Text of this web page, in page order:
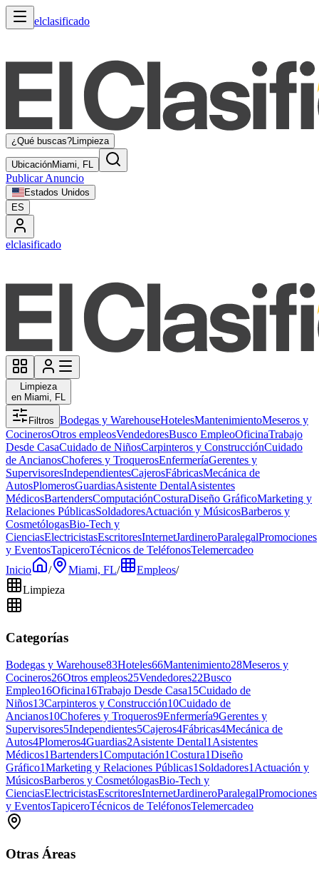
elclasificado
¿Qué buscas?Limpieza
UbicaciónMiami, FL
Publicar Anuncio
Estados Unidos
ES
elclasificado
Limpieza
en Miami, FL
Filtros Bodegas y WarehouseHotelesMantenimientoMeseros y
CocinerosOtros empleosVendedoresBusco EmpleoOficinaTrabajo
Desde CasaCuidado de NiñosCarpinteros y ConstrucciónCuidado
de AncianosChoferes y TroquerosEnfermeríaGerentes y
SupervisoresIndependientesCajerosFábricasMecánica de
AutosPlomerosGuardiasAsistente DentalAsistentes
MédicosBartendersComputaciónCosturaDiseño GráficoMarketing y
Relaciones PúblicasSoldadoresActuación y MúsicosBarberos y
CosmetólogasBio-Tech y
CienciasElectricistasEscritoresInternetJardineroParalegalPromociones
y EventosTapiceroTécnicos de TeléfonosTelemercadeo
Inicio
/ Miami, FL/ Empleos/
Limpieza
Categorías
Bodegas y Warehouse83Hoteles66Mantenimiento28Meseros y
Cocineros26Otros empleos25Vendedores22Busco
Empleo16Oficina16Trabajo Desde Casa15Cuidado de
Niños13Carpinteros y Construcción10Cuidado de
Ancianos10Choferes y Troqueros9Enfermería9Gerentes y
Supervisores5Independientes5Cajeros4Fábricas4Mecánica de
Autos4Plomeros4Guardias2Asistente Dental1Asistentes
Médicos1Bartenders1Computación1Costura1Diseño
Gráfico1Marketing y Relaciones Públicas1Soldadores1Actuación y
MúsicosBarberos y CosmetólogasBio-Tech y
CienciasElectricistasEscritoresInternetJardineroParalegalPromociones
y EventosTapiceroTécnicos de TeléfonosTelemercadeo
Otras Áreas